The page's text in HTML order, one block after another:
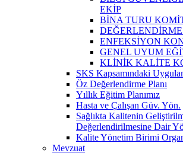
EKİP
BİNA TURU
ENFEKSİYON
GENEL UYUM
KLİNİK KALİTE
SKS Kapsamındaki
Öz Değerlendirme Planı
Yıllık Eğitim Planımız
Hasta ve Çalışan Güv. Yön.
Sağlıkta Kalitenin
Değerlendirilmesine Dair
Kalite Yönetim Birimi
Mevzuat